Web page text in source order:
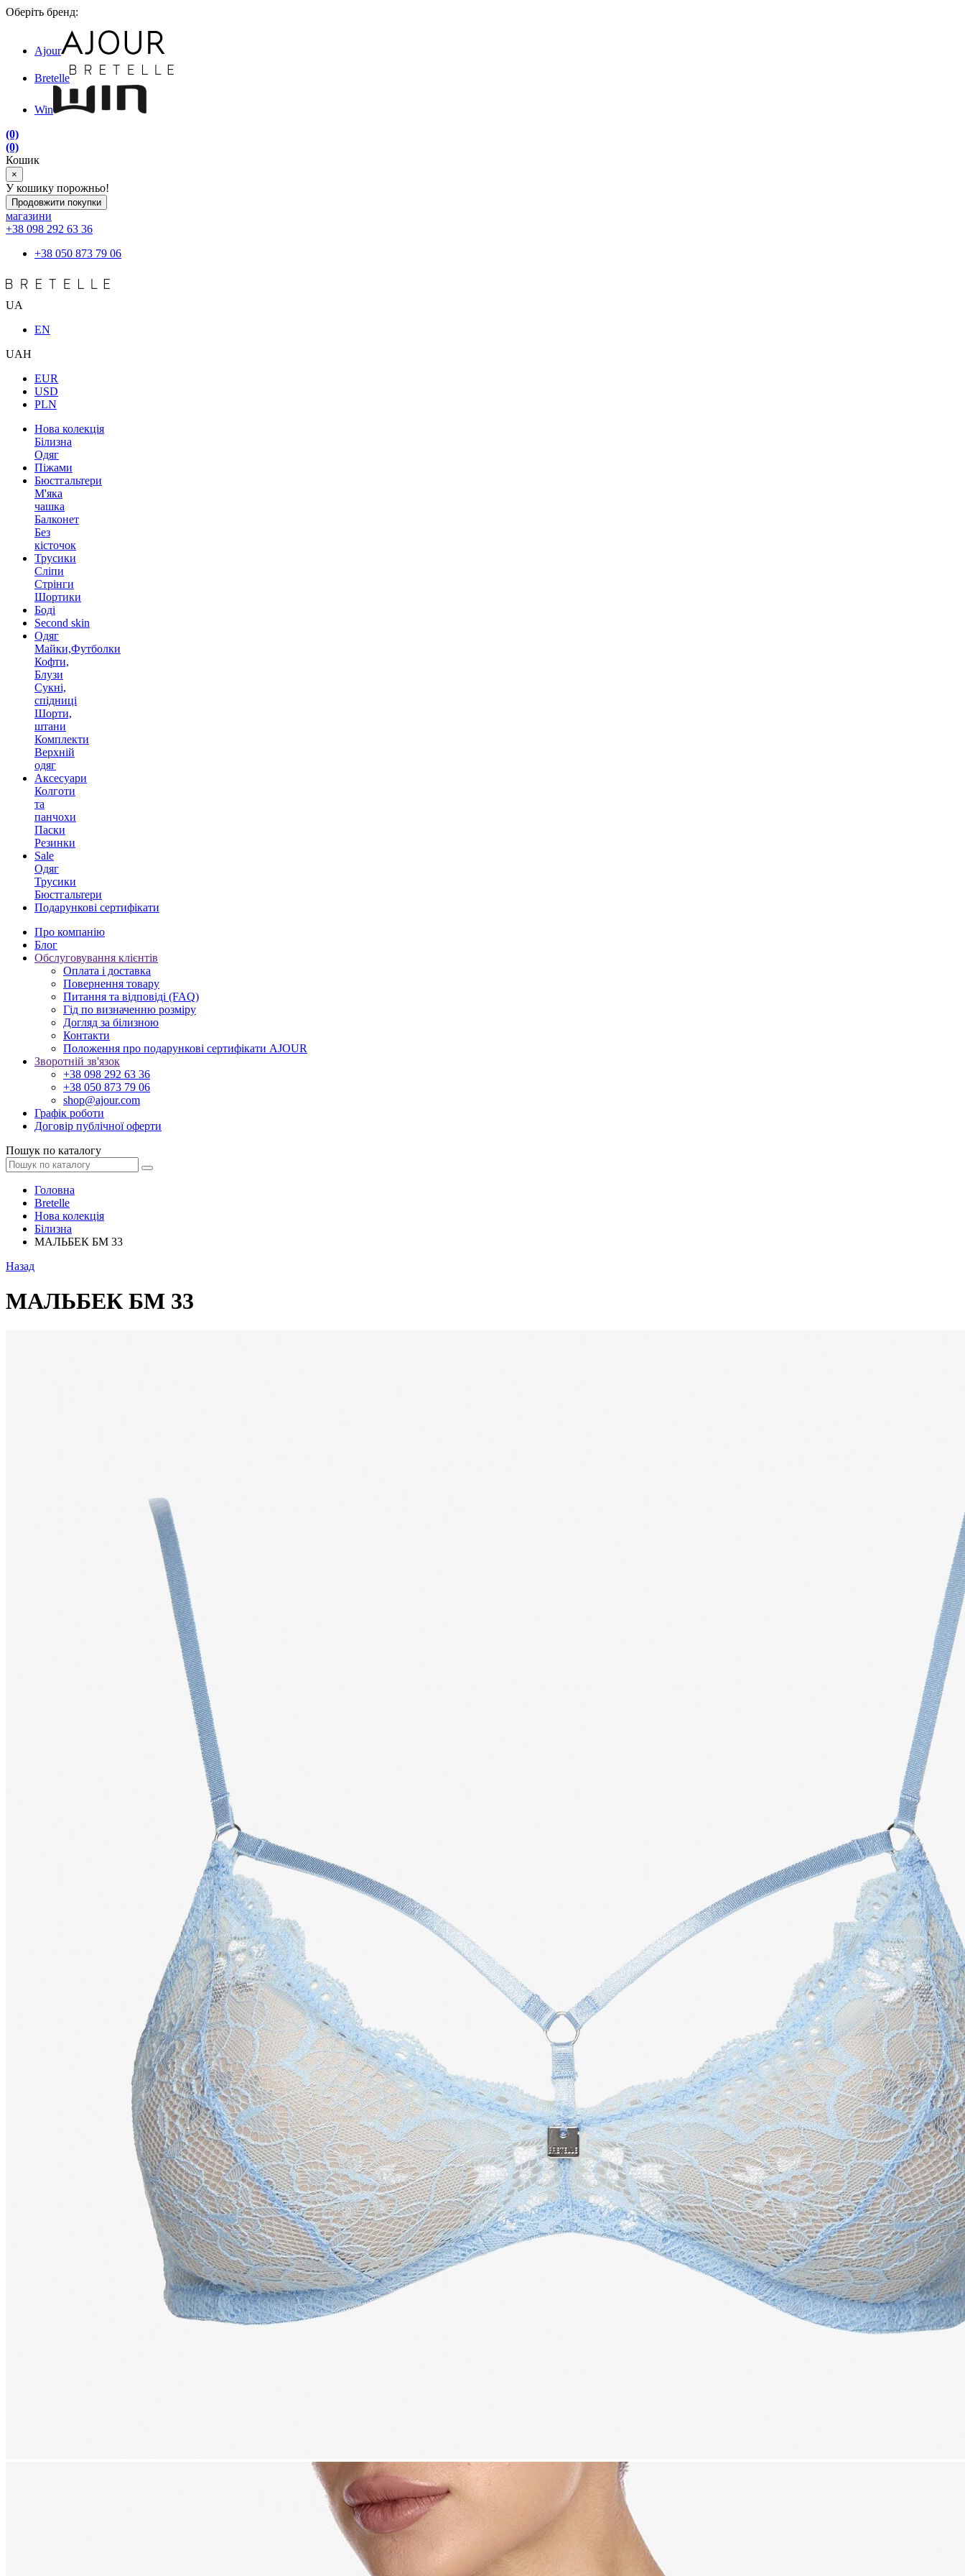
Оберіть бренд:
Ajour
Bretelle
Win
(0)
(0)
Кошик
×
У кошику порожньо!
Продовжити покупки
магазини
+38 098 292 63 36
+38 050 873 79 06
UA
EN
UAH
EUR
USD
PLN
Нова колекція
Білизна
Одяг
Піжами
Бюстгальтери
М'яка
чашка
Балконет
Без
кісточок
Трусики
Сліпи
Стрінги
Шортики
Боді
Second skin
Одяг
Майки,Футболки
Кофти,
Блузи
Сукні,
спідниці
Шорти,
штани
Комплекти
Верхній
одяг
Аксесуари
Колготи
та
панчохи
Паски
Резинки
Sale
Одяг
Трусики
Бюстгальтери
Подарункові сертифікати
Про компанію
Блог
Обслуговування клієнтів
Оплата і доставка
Повернення товару
Питання та відповіді (FAQ)
Гід по визначенню розміру
Догляд за білизною
Контакти
Положення про подарункові сертифікати AJOUR
Зворотній зв'язок
+38 098 292 63 36
+38 050 873 79 06
shop@ajour.com
Графік роботи
Договір публічної оферти
Пошук по каталогу
Головна
Bretelle
Нова колекція
Білизна
МАЛЬБЕК БМ 33
Назад
МАЛЬБЕК БМ 33